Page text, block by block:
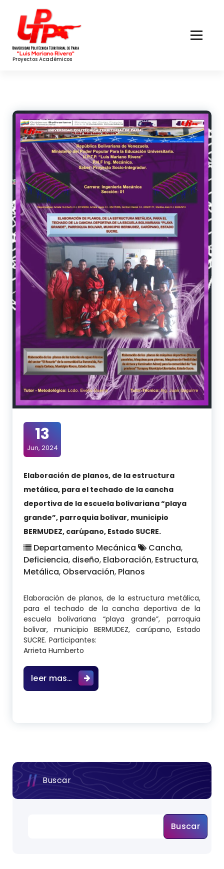
Content
Proyectos Académicos
13
Jun, 2024
Elaboración de planos, de la estructura
metálica, para el techado de la cancha
deportiva de la escuela bolivariana “playa
grande”, parroquia bolivar, municipio
BERMUDEZ, carúpano, Estado SUCRE.
Departamento Mecánica Cancha,
Deficiencia, diseño, Elaboración, Estructura,
Metálica, Observación, Planos
Elaboración de planos, de la estructura metálica,
para el techado de la cancha deportiva de la
escuela bolivariana “playa grande”, parroquia
bolivar, municipio BERMUDEZ, carúpano, Estado
SUCRE. Participantes:
Arrieta Humberto
leer mas… Elaboración de planos, de la
Buscar
Buscar